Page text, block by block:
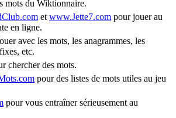
mots du Wiktionnaire.
et www.Jette7.com pour jouer au
en ligne.
avec les mots, les anagrammes, les
etc.
chercher des mots.
pour des listes de mots utiles au jeu
pour vous entraîner sérieusement au